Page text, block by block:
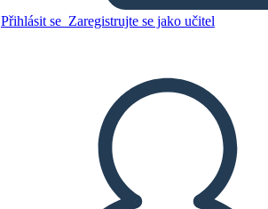
Přihlásit se Zaregistrujte se jako učitel
PŘEHRÁT PREZENTACI
PŘEČTI MI